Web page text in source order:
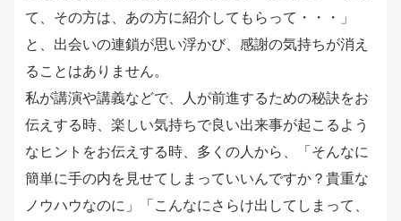
て、その方は、あの方に紹介してもらって・・・」
と、出会いの連鎖が思い浮かび、感謝の気持ちが消え
ることはありません。
私が講演や講義などで、人が前進するための秘訣をお
伝えする時、楽しい気持ちで良い出来事が起こるよう
なヒントをお伝えする時、多くの人から、「そんなに
簡単に手の内を見せてしまっていいんですか？貴重な
ノウハウなのに」「こんなにさらけ出してしまって、